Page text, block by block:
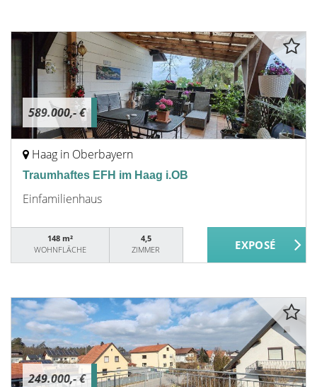
589.000,- €
Haag in Oberbayern
Traumhaftes EFH im Haag i.OB
Einfamilienhaus
148 m²
WOHNFLÄCHE
4,5
ZIMMER
249.000,- €